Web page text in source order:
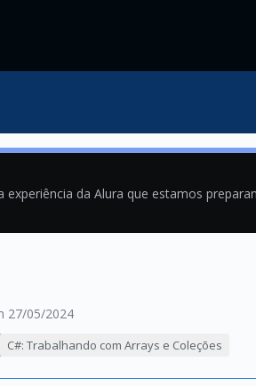
da Alura que estamos
27/05/2024
C#: Trabalhando com Arrays e Coleções